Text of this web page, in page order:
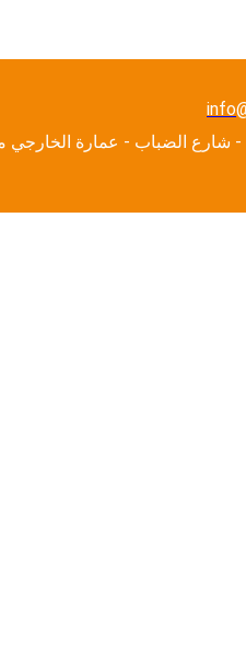
- شارع الضباب - عمارة الخارجي